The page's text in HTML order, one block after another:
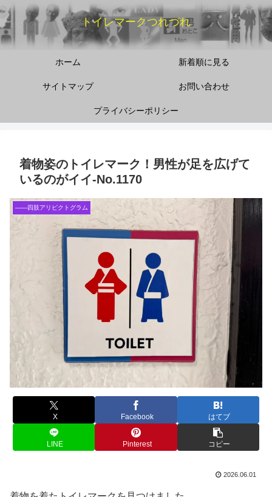
トイレマークつれづれ
ホーム 新着順に見る
サイトマップ お問い合わせ
プライバシーポリシー
着物姿のトイレマーク！男性が足を広げて
いるのがイイ-No.1170
――四肢アリピクトグラム
X Facebook はてブ
LINE Pinterest コピー
2026.06.01